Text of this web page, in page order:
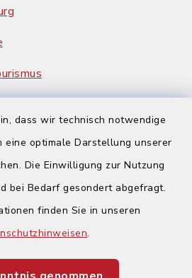
dass wir technisch notwendige
eine optimale Darstellung unserer
Die Einwilligung zur Nutzung
bei Bedarf gesondert abgefragt.
finden Sie in unseren
.